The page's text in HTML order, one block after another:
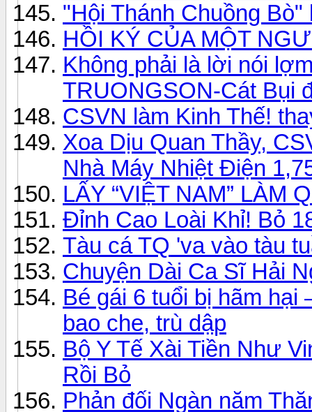
"Hội Thánh Chuồng Bò"
HỒI KÝ CỦA MỘT
Không phải là lời nói
TRUONGSON-Cát Bụi
CSVN làm Kinh Thế!
Xoa Dịu Quan Thầy,
Nhà Máy Nhiệt Điện
LẤY “VIỆT NAM” LÀM
Đỉnh Cao Loài Khỉ! Bỏ
Tàu cá TQ 'va vào tàu
Chuyện Dài Ca Sĩ Hải
Bé gái 6 tuổi bị hãm
bao che, trù dập
Bộ Y Tế Xài Tiền Như
Rồi Bỏ
Phản đối Ngàn năm